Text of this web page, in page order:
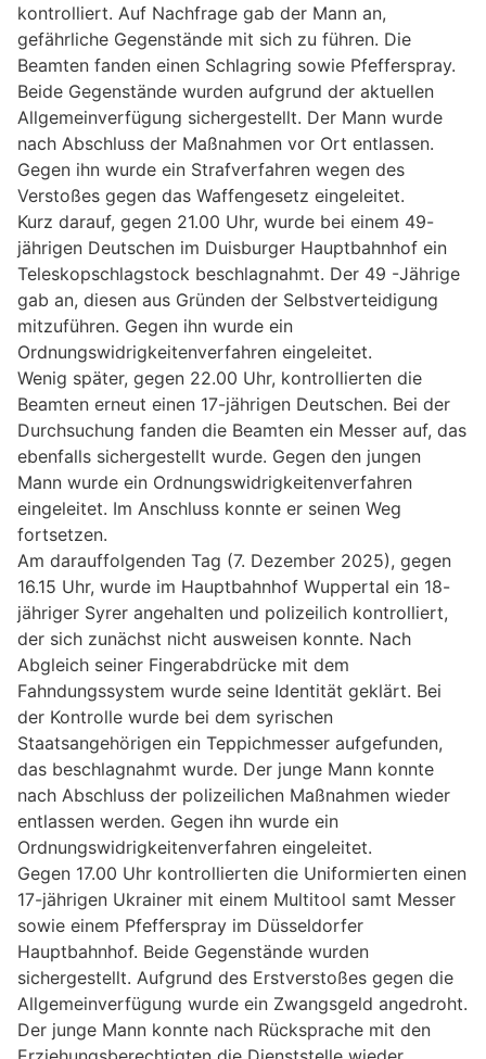
kontrolliert. Auf Nachfrage gab der Mann an,
gefährliche Gegenstände mit sich zu führen. Die
Beamten fanden einen Schlagring sowie Pfefferspray.
Beide Gegenstände wurden aufgrund der aktuellen
Allgemeinverfügung sichergestellt. Der Mann wurde
nach Abschluss der Maßnahmen vor Ort entlassen.
Gegen ihn wurde ein Strafverfahren wegen des
Verstoßes gegen das Waffengesetz eingeleitet.
Kurz darauf, gegen 21.00 Uhr, wurde bei einem 49-
jährigen Deutschen im Duisburger Hauptbahnhof ein
Teleskopschlagstock beschlagnahmt. Der 49 -Jährige
gab an, diesen aus Gründen der Selbstverteidigung
mitzuführen. Gegen ihn wurde ein
Ordnungswidrigkeitenverfahren eingeleitet.
Wenig später, gegen 22.00 Uhr, kontrollierten die
Beamten erneut einen 17-jährigen Deutschen. Bei der
Durchsuchung fanden die Beamten ein Messer auf, das
ebenfalls sichergestellt wurde. Gegen den jungen
Mann wurde ein Ordnungswidrigkeitenverfahren
eingeleitet. Im Anschluss konnte er seinen Weg
fortsetzen.
Am darauffolgenden Tag (7. Dezember 2025), gegen
16.15 Uhr, wurde im Hauptbahnhof Wuppertal ein 18-
jähriger Syrer angehalten und polizeilich kontrolliert,
der sich zunächst nicht ausweisen konnte. Nach
Abgleich seiner Fingerabdrücke mit dem
Fahndungssystem wurde seine Identität geklärt. Bei
der Kontrolle wurde bei dem syrischen
Staatsangehörigen ein Teppichmesser aufgefunden,
das beschlagnahmt wurde. Der junge Mann konnte
nach Abschluss der polizeilichen Maßnahmen wieder
entlassen werden. Gegen ihn wurde ein
Ordnungswidrigkeitenverfahren eingeleitet.
Gegen 17.00 Uhr kontrollierten die Uniformierten einen
17-jährigen Ukrainer mit einem Multitool samt Messer
sowie einem Pfefferspray im Düsseldorfer
Hauptbahnhof. Beide Gegenstände wurden
sichergestellt. Aufgrund des Erstverstoßes gegen die
Allgemeinverfügung wurde ein Zwangsgeld angedroht.
Der junge Mann konnte nach Rücksprache mit den